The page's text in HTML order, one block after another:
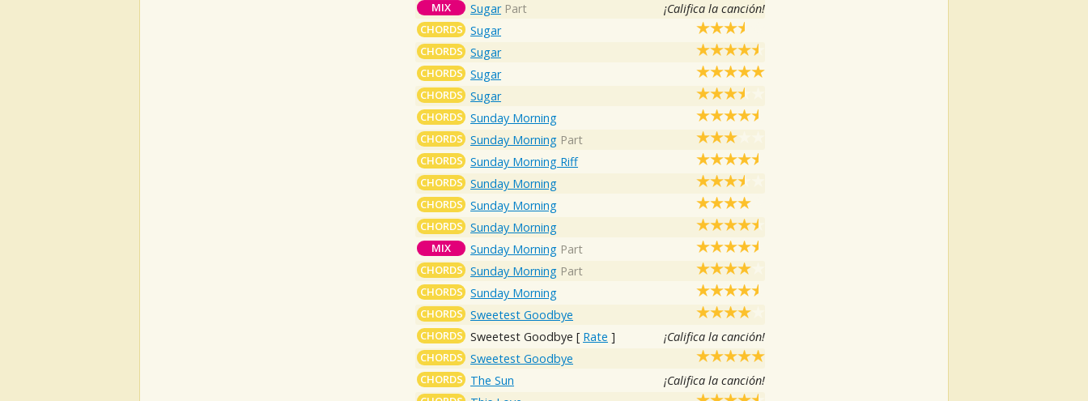
MIX Sugar Part ¡Califica la canción!
CHORDS Sugar
CHORDS Sugar
CHORDS Sugar
CHORDS Sugar
CHORDS Sunday Morning
CHORDS Sunday Morning Part
CHORDS Sunday Morning Riff
CHORDS Sunday Morning
CHORDS Sunday Morning
CHORDS Sunday Morning
MIX Sunday Morning Part
CHORDS Sunday Morning Part
CHORDS Sunday Morning
CHORDS Sweetest Goodbye
CHORDS Sweetest Goodbye [ Rate ] ¡Califica la canción!
CHORDS Sweetest Goodbye
CHORDS The Sun ¡Califica la canción!